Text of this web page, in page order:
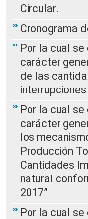
Circular.
Cronograma
Por la cual
carácter
de las
Por la cual
carácter
los
Producción
Cantidades
natural
2017”
Por la cual